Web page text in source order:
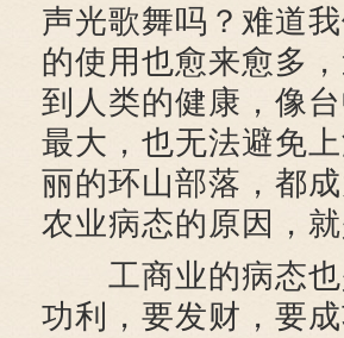
声光歌舞吗？难道
的使用也愈来愈多
到人类的健康，像
最大，也无法避免
丽的环山部落，都
农业病态的原因，就
工商业的病态也
功利，要发财，要